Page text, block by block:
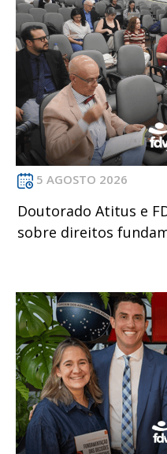
5 AGOSTO 2026
Doutorado Atitus e
sobre direitos